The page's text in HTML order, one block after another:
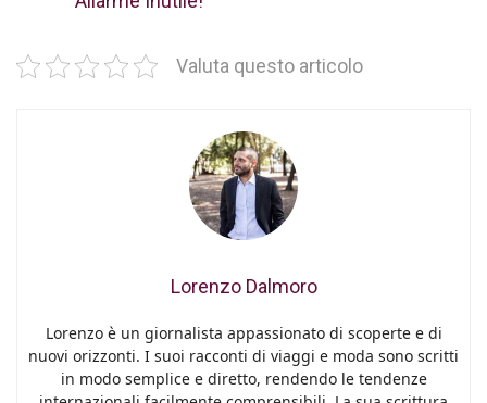
Valuta questo articolo
Lorenzo Dalmoro
Lorenzo è un giornalista appassionato di scoperte e di
nuovi orizzonti. I suoi racconti di viaggi e moda sono scritti
in modo semplice e diretto, rendendo le tendenze